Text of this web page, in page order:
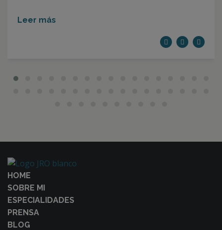
Leer más
HOME
SOBRE MI
ESPECIALIDADES
PRENSA
BLOG